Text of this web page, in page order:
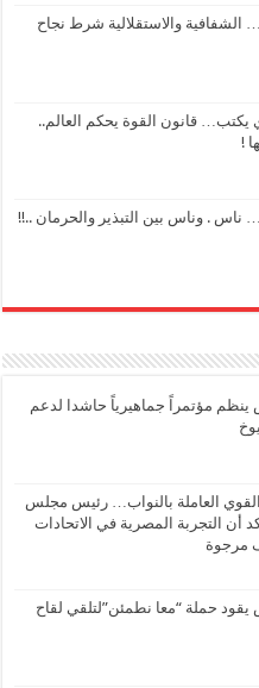
الشفافية والاستقلالية شرط نجاح
قانون القوة يحكم العالم..
!
ناس . وناس بين التبذير والحرمان ..!!
مؤتمراً جماهيرياً حاشدا لدعم
القوي العاملة بالنواب… رئيس مجلس
أن التجربة المصرية في الاتحادات
مرجوة
حملة “معا نطمئن”لتلقي لقاح